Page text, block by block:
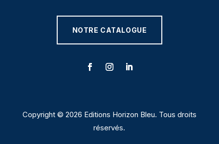
NOTRE CATALOGUE
Copyright © 2026 Editions Horizon Bleu. Tous droits
réservés.